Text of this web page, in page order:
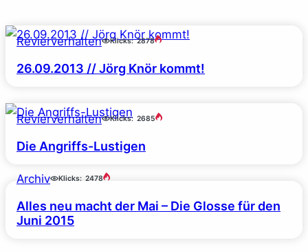
Revierverhalten Klicks: 2878
26.09.2013 // Jörg Knör kommt!
Revierverhalten Klicks: 2685
Die Angriffs-Lustigen
Archiv Klicks: 2478
Alles neu macht der Mai – Die Glosse für den
Juni 2015